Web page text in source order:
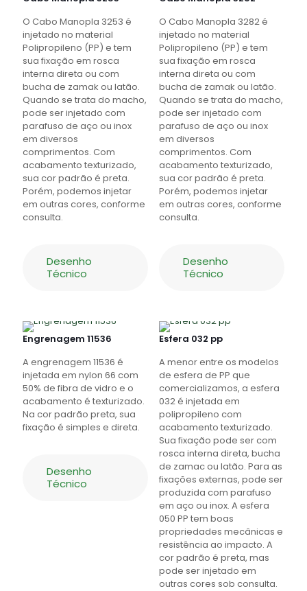
O Cabo Manopla 3253 é
injetado no material
Polipropileno (PP) e tem
sua fixação em rosca
interna direta ou com
bucha de zamak ou latão.
Quando se trata do macho,
pode ser injetado com
parafuso de aço ou inox
em diversos
comprimentos. Com
acabamento texturizado,
sua cor padrão é preta.
Porém, podemos injetar
em outras cores, conforme
consulta.
Desenho
Técnico
O Cabo Manopla 3282 é
injetado no material
Polipropileno (PP) e tem
sua fixação em rosca
interna direta ou com
bucha de zamak ou latão.
Quando se trata do macho,
pode ser injetado com
parafuso de aço ou inox
em diversos
comprimentos. Com
acabamento texturizado,
sua cor padrão é preta.
Porém, podemos injetar
em outras cores, conforme
consulta.
Desenho
Técnico
Engrenagem 11536
A engrenagem 11536 é
injetada em nylon 66 com
50% de fibra de vidro e o
acabamento é texturizado.
Na cor padrão preta, sua
fixação é simples e direta.
Desenho
Técnico
Esfera 032 pp
A menor entre os modelos
de esfera de PP que
comercializamos, a esfera
032 é injetada em
polipropileno com
acabamento texturizado.
Sua fixação pode ser com
rosca interna direta, bucha
de zamac ou latão. Para as
fixações externas, pode ser
produzida com parafuso
em aço ou inox. A esfera
050 PP tem boas
propriedades mecânicas e
resistência ao impacto. A
cor padrão é preta, mas
pode ser injetado em
outras cores sob consulta.